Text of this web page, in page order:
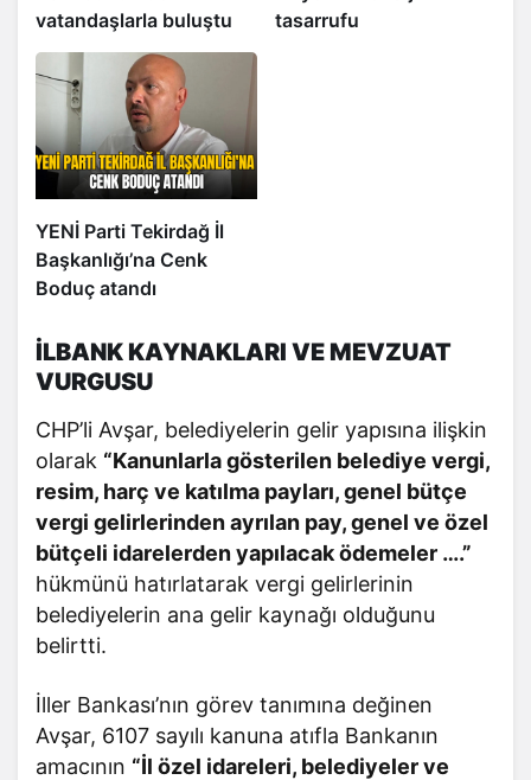
vatandaşlarla buluştu
tasarrufu
YENİ Parti Tekirdağ İl
Başkanlığı’na Cenk
Boduç atandı
İLBANK KAYNAKLARI VE MEVZUAT
VURGUSU
CHP’li Avşar, belediyelerin gelir yapısına ilişkin
olarak “Kanunlarla gösterilen belediye vergi,
resim, harç ve katılma payları, genel bütçe
vergi gelirlerinden ayrılan pay, genel ve özel
bütçeli idarelerden yapılacak ödemeler ….”
hükmünü hatırlatarak vergi gelirlerinin
belediyelerin ana gelir kaynağı olduğunu
belirtti.
İller Bankası’nın görev tanımına değinen
Avşar, 6107 sayılı kanuna atıfla Bankanın
amacının “İl özel idareleri, belediyeler ve